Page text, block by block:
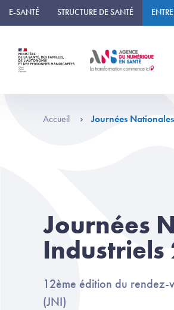
Panneau de gestion des cookies
E-SANTÉ STRUCTURE DE SANTÉ
Accueil Journées
Journées
Industriels
12ème édition du rendez-
(JNI)